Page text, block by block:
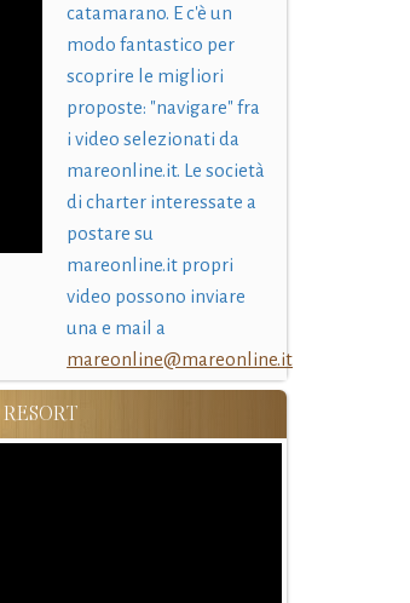
catamarano. E c'è un
modo fantastico per
scoprire le migliori
proposte: "navigare" fra
i video selezionati da
mareonline.it. Le società
di charter interessate a
postare su
mareonline.it propri
video possono inviare
una e mail a
mareonline@mareonline.it